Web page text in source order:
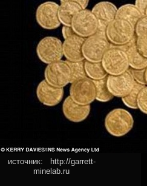
источник: http://garrett-
minelab.ru